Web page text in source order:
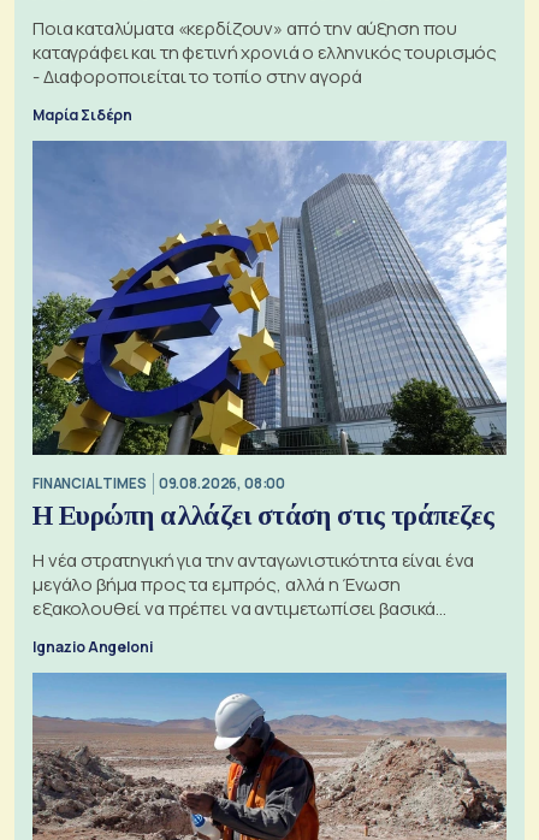
Ποια καταλύματα «κερδίζουν» από την αύξηση που
καταγράφει και τη φετινή χρονιά ο ελληνικός τουρισμός
- Διαφοροποιείται το τοπίο στην αγορά
Μαρία Σιδέρη
FINANCIAL TIMES 09.08.2026, 08:00
Η Ευρώπη αλλάζει στάση στις τράπεζες
Η νέα στρατηγική για την ανταγωνιστικότητα είναι ένα
μεγάλο βήμα προς τα εμπρός, αλλά η Ένωση
εξακολουθεί να πρέπει να αντιμετωπίσει βασικά
Ignazio Angeloni